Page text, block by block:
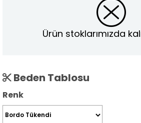
Ürün stoklarımızda
Beden Tablosu
Renk